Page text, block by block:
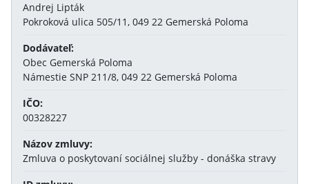
Andrej Lipták
Pokroková ulica 505/11, 049 22 Gemerská Poloma
Dodávateľ:
Obec Gemerská Poloma
Námestie SNP 211/8, 049 22 Gemerská Poloma
IČO:
00328227
Názov zmluvy:
Zmluva o poskytovaní sociálnej služby - donáška stravy